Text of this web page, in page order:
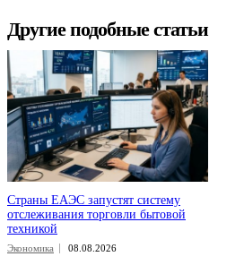
Другие подобные статьи
Страны ЕАЭС запустят систему
отслеживания торговли бытовой
техникой
Экономика 08.08.2026